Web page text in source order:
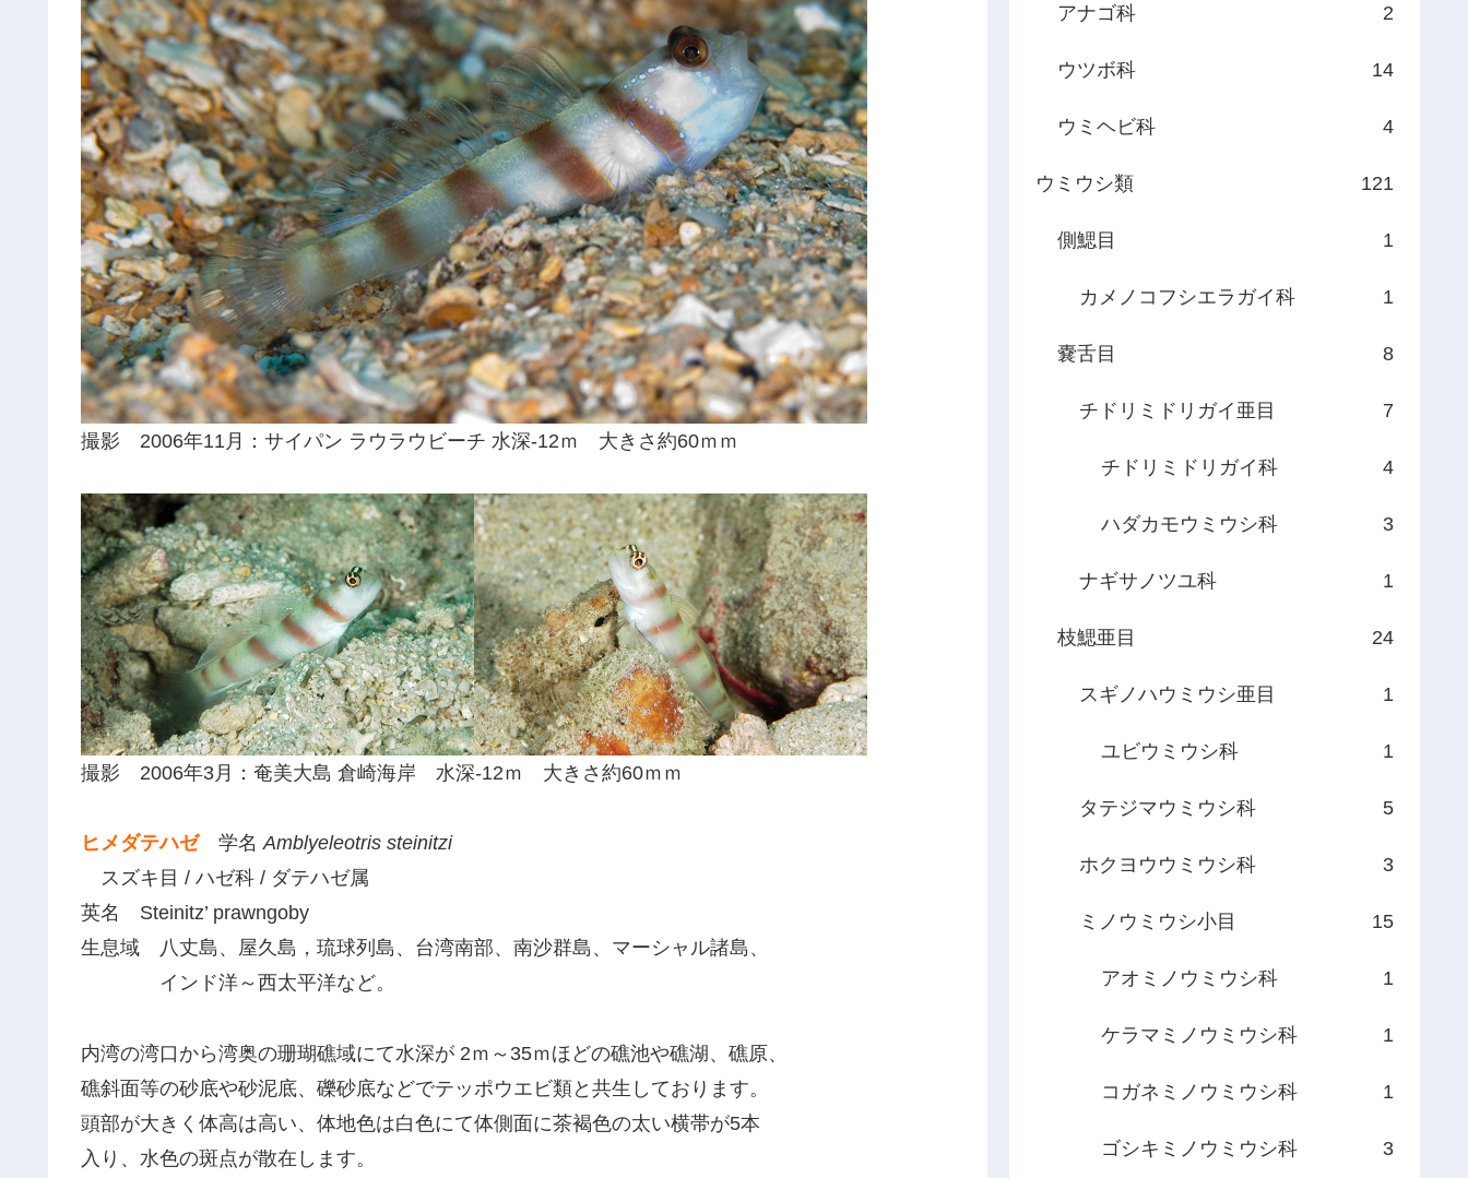
撮影 2006年11月：サイパン ラウラウビーチ 水深-12ｍ 大きさ約60ｍｍ
撮影 2006年3月：奄美大島 倉崎海岸 水深-12ｍ 大きさ約60ｍｍ
ヒメダテハゼ学名Amblyeleotris steinitzi
スズキ目 / ハゼ科 / ダテハゼ属
英名 Steinitz’ prawngoby
生息域 八丈島、屋久島，琉球列島、台湾南部、南沙群島、マーシャル諸島、
インド洋～西太平洋など。
内湾の湾口から湾奥の珊瑚礁域にて水深が 2ｍ～35ｍほどの礁池や礁湖、礁原、
礁斜面等の砂底や砂泥底、礫砂底などでテッポウエビ類と共生しております。
頭部が大きく体高は高い、体地色は白色にて体側面に茶褐色の太い横帯が5本
入り、水色の斑点が散在します。
アナゴ科 2
ウツボ科 14
ウミヘビ科 4
ウミウシ類 121
側鰓目 1
カメノコフシエラガイ科 1
嚢舌目 8
チドリミドリガイ亜目 7
チドリミドリガイ科 4
ハダカモウミウシ科 3
ナギサノツユ科 1
枝鰓亜目 24
スギノハウミウシ亜目 1
ユビウミウシ科 1
タテジマウミウシ科 5
ホクヨウウミウシ科 3
ミノウミウシ小目 15
アオミノウミウシ科 1
ケラマミノウミウシ科 1
コガネミノウミウシ科 1
ゴシキミノウミウシ科 3